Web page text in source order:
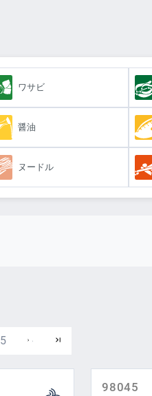
ワサビ
醤油
ヌードル
製品の特長
Page
5
98045